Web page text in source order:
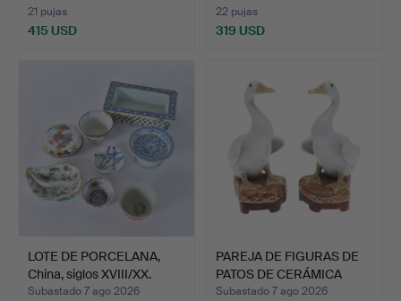
21 pujas
415 USD
22 pujas
319 USD
LOTE DE PORCELANA,
China, siglos XVIII/XX.
Subastado 7 ago 2026
PAREJA DE FIGURAS DE
PATOS DE CERÁMICA
CHI…
Subastado 7 ago 2026